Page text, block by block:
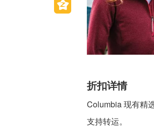
折扣详情
Columbia 现有精
支持转运。